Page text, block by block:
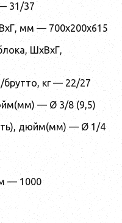
31/37
мм — 700х200х615
ШxВxГ,
брутто, кг — 22/27
— Ø 3/8 (9,5)
дюйм(мм) — Ø 1/4
— 1000